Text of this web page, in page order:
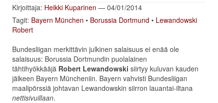
Kirjoittaja: Heikki Kuparinen — 04/01/2014
Tagit: Bayern München • Borussia Dortmund • Lewandowski
Robert
Bundesliigan merkittävin julkinen salaisuus ei enää ole
salaisuus: Borussia Dortmundin puolalainen
tähtihyökkääjä Robert Lewandowski siirtyy kuluvan kauden
jälkeen Bayern Müncheniin. Bayern vahvisti Bundesliigan
maalipörssiä johtavan Lewandowskin siirron lauantai-iltana
nettisivuillaan.